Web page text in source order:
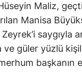
Maliz,
Manisa
saygıyla
ve güler yüzlü
başkanın